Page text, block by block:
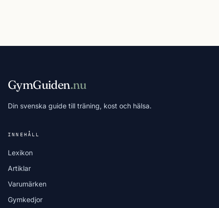
GymGuiden.nu
Din svenska guide till träning, kost och hälsa.
INNEHÅLL
Lexikon
Artiklar
Varumärken
Gymkedjor